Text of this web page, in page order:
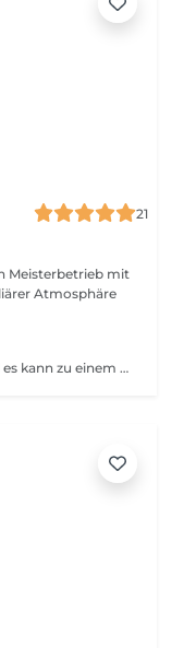
21
Meisterbetrieb mit
Atmosphäre
Die Preise variieren je nach Aufwand und es kann zu einem Aufschlag kommen.